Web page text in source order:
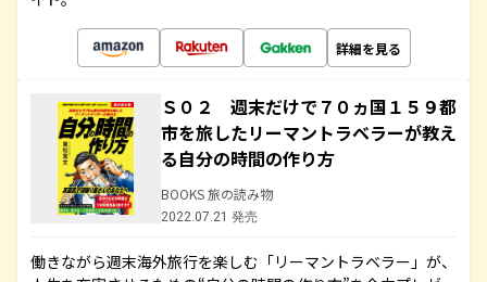
詳細を見る
Ｓ０２ 週末だけで７０ヵ国１５９都
市を旅したリーマントラベラーが教え
る自分の時間の作り方
BOOKS 旅の読み物
2022.07.21 発売
働きながら週末海外旅行を楽しむ「リーマントラベラー」が、